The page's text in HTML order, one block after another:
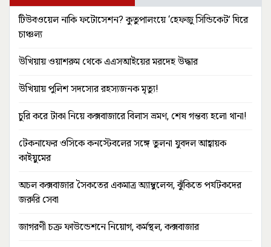
টিউবওয়েল নাকি ফটোসেশন? কুতুপালংয়ে ‘হেফজু সিন্ডিকেট’ ঘিরে
চাঞ্চল্য
উখিয়ায় ওয়াশরুম থেকে এএসআইয়ের মরদেহ উদ্ধার
উখিয়ায় পুলিশ সদস্যের রহস্যজনক মৃত্যু!
চুরি করে টাকা নিয়ে কক্সবাজারে বিলাস ভ্রমণ, শেষ গন্তব্য হলো থানা!
টেকনাফের ওসিকে কনস্টেবলের সঙ্গে তুলনা যুবদল আহ্বায়ক
কাইয়ুমের
অচল কক্সবাজার সৈকতের একমাত্র অ্যাম্বুলেন্স, ঝুঁকিতে পর্যটকদের
জরুরি সেবা
জাগরণী চক্র ফাউন্ডেশনে নিয়োগ, কর্মস্থল, কক্সবাজার